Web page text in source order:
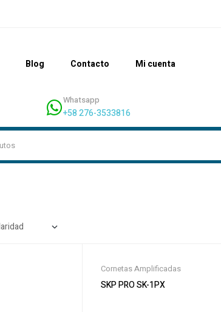
Blog Contacto Mi cuenta
Whatsapp
+58 276-3533816
Cornetas Amplificadas
SKP PRO SK-1PX